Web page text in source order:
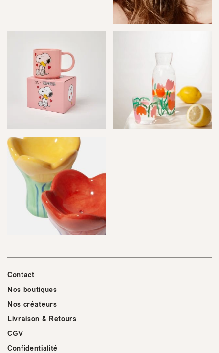
Contact
Nos boutiques
Nos créateurs
Livraison & Retours
CGV
Confidentialité